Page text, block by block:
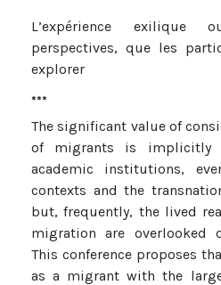
L’expérience exilique
perspectives, que les
explorer
***
The significant value of
of migrants is implicitly
academic institutions,
contexts and the
but, frequently, the lived
migration are overlooked
This conference proposes
as a migrant with the